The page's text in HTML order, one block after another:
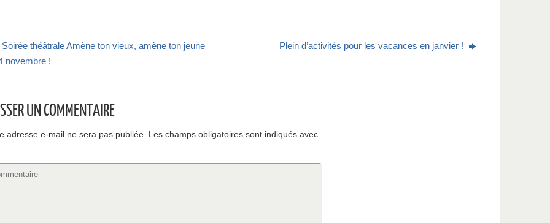
Soirée théâtrale Amène ton vieux, amène ton jeune
novembre !
Plein d’activités pour les vacances en janvier !
UN COMMENTAIRE
adresse e-mail ne sera pas publiée. Les champs obligatoires sont indiqués avec